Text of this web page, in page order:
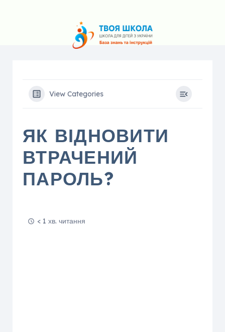
View Categories
ЯК ВІДНОВИТИ
ВТРАЧЕНИЙ
ПАРОЛЬ?
< 1 хв. читання